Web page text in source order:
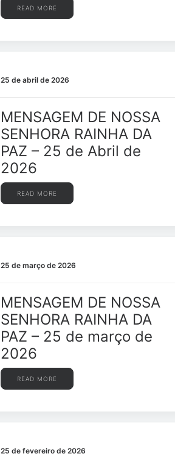
READ MORE
25 de abril de 2026
MENSAGEM DE NOSSA
SENHORA RAINHA DA
PAZ – 25 de Abril de
2026
READ MORE
25 de março de 2026
MENSAGEM DE NOSSA
SENHORA RAINHA DA
PAZ – 25 de março de
2026
READ MORE
25 de fevereiro de 2026